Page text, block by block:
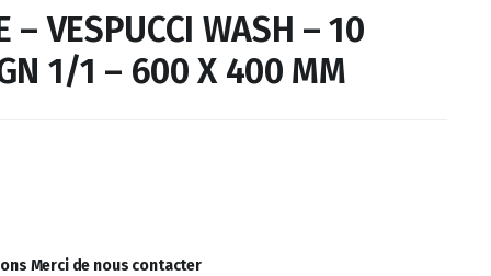
– VESPUCCI WASH – 10
1/1 – 600 X 400 MM
Merci de nous contacter